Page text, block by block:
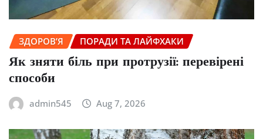
ЗДОРОВ’Я ПОРАДИ ТА ЛАЙФХАКИ
Як зняти біль при протрузії: перевірені
способи
admin545 Aug 7, 2026